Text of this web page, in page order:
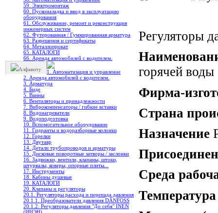
59. Электромонтаж
60. Пусконаладка и ввод в эксплуатацию
оборудования
61. Обслуживание, ремонт и реконструкция
инженерных систем
62. Футерованная / Гуммированная арматура
63. Разрешения и сертификаты
64. Металлопрокат
65. КАТАЛОГИ
66. Аренда автомобилей с водителем.
Алфавиту
1. Автоматизация и управление
2. Аренда автомобилей с водителем.
3. Арматура
4. Биде
5. Ванны
6. Вентиляторы и принадлежности
7. Виброкомпенсаторы / гибкие вставки
8. Водонагреватели
9. Водоподготовка
10. Вспомогательное оборудование
11. Гидранты и водоразборные колонки
12. Горелки
13. Двутавр
14. Детали трубопроводов и арматуры
15. Дисковые поворотные затворы / заслонки
16. Задвижки, вентили, клапаны, штоки,
штурвалы, коверы, опорные плиты...
17. Инструменты
18. Кабины душевые
19. КАТАЛОГИ
20. Клапаны и регуляторы
20.1. Регуляторы расхода и перепада давления
20.1.1. Преобразователи давления DANFOSS
20.1.2. Регуляторы давления "До себя" INEN
Регуляторы
горячей
Фирма-
Страна
Назначение
Среда